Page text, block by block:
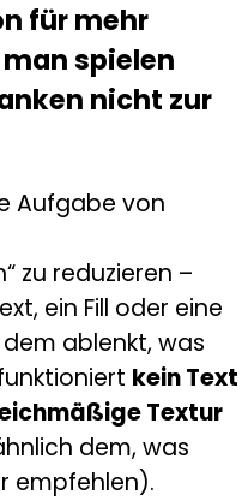
für mehr
spielen
nicht zur
Aufgabe von
zu reduzieren –
ein Fill oder eine
ablenkt, was
kein Text
Textur
dem, was
empfehlen).